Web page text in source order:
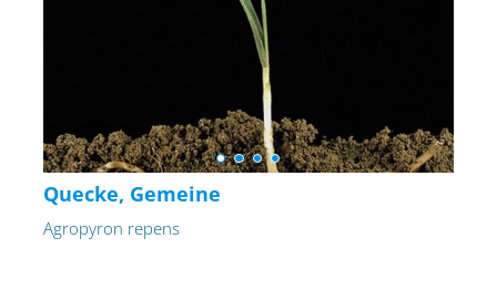
Quecke, Gemeine
Agropyron repens